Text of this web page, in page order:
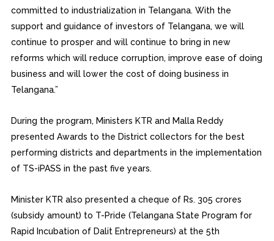
committed to industrialization in Telangana. With the
support and guidance of investors of Telangana, we will
continue to prosper and will continue to bring in new
reforms which will reduce corruption, improve ease of doing
business and will lower the cost of doing business in
Telangana.”
During the program, Ministers KTR and Malla Reddy
presented Awards to the District collectors for the best
performing districts and departments in the implementation
of TS-iPASS in the past five years.
Minister KTR also presented a cheque of Rs. 305 crores
(subsidy amount) to T-Pride (Telangana State Program for
Rapid Incubation of Dalit Entrepreneurs) at the 5th